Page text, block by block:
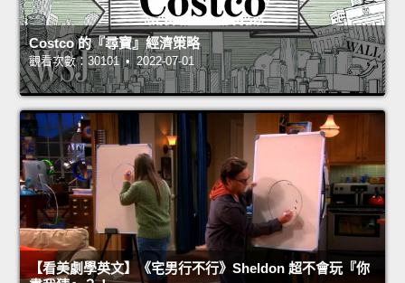
Costco 的『尋寶』經濟策略
觀看次數：30101 • 2022-07-01
【看美劇學英文】《宅男行不行》Sheldon 超不會玩『你